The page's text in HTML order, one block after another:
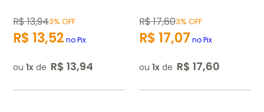
Escrever avaliação
R$13,943% OFF
R$ 13,52 no Pix
ou 1 de R$ 13,94
R$17,603% OFF
R$ 17,07 no Pix
ou 1 de R$ 17,60